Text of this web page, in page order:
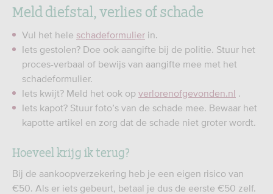
Meld diefstal, verlies of schade
Vul het hele schadeformulier in.
Iets gestolen? Doe ook aangifte bij de politie. Stuur het
proces-verbaal of bewijs van aangifte mee met het
schadeformulier.
Iets kwijt? Meld het ook op verlorenofgevonden.nl .
Iets kapot? Stuur foto’s van de schade mee. Bewaar het
kapotte artikel en zorg dat de schade niet groter wordt.
Hoeveel krijg ik terug?
Bij de aankoopverzekering heb je een eigen risico van
€50. Als er iets gebeurt, betaal je dus de eerste €50 zelf.